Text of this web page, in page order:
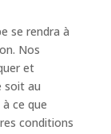
se rendra à
Nos
et
soit au
ce que
conditions